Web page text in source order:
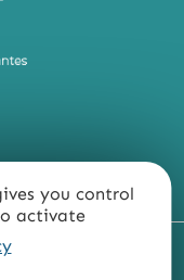
you control
activate
DU SITE